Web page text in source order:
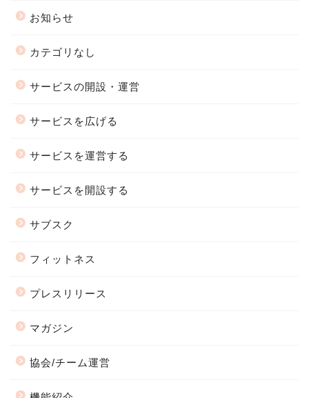
お知らせ
カテゴリなし
サービスの開設・運営
サービスを広げる
サービスを運営する
サービスを開設する
サブスク
フィットネス
プレスリリース
マガジン
協会/チーム運営